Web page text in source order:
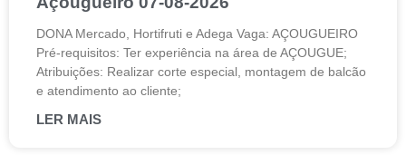
DONA Mercado, Hortifruti e Adega Vaga: AÇOUGUEIRO
Pré-requisitos: Ter experiência na área de AÇOUGUE;
Atribuições: Realizar corte especial, montagem de balcão
e atendimento ao cliente;
LER MAIS